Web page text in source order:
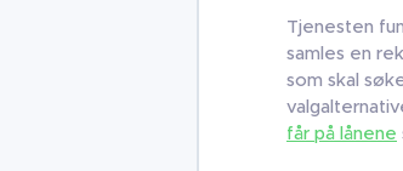
Tjenesten
samles en
som skal
får på lånene